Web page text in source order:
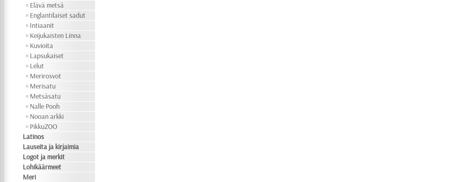
Elävä metsä
Englantilaiset sadut
Intiaanit
Keijukaisten Linna
Kuvioita
Lapsukaiset
Lelut
Merirosvot
Merisatu
Metsäsatu
Nalle Pooh
Nooan arkki
PikkuZOO
Latinos
Lauseita ja kirjaimia
Logot ja merkit
Lohikäärmeet
Meri